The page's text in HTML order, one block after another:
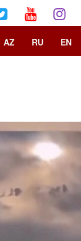
AZ RU EN